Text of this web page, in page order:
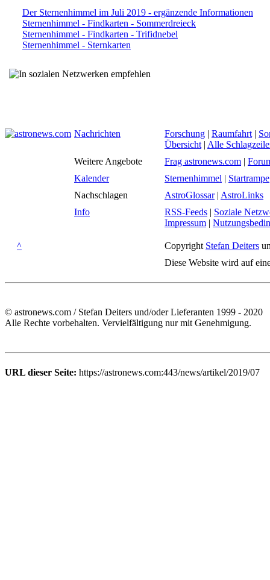
Der Sternenhimmel im Juli 2019 - ergänzende Informationen
Sternenhimmel - Findkarten - Sommerdreieck
Sternenhimmel - Findkarten - Trifidnebel
Sternenhimmel - Sternkarten
Nachrichten Forschung | Raumfahrt |
Übersicht | Alle
Weitere Angebote
Frag astronews.com |
Kalender
Sternenhimmel | Startrampe
Nachschlagen
AstroGlossar| AstroLinks
Info
RSS-Feeds | Soziale
Impressum |
^ Copyright Stefan Deiters
Diese Website wird auf
© astronews.com / Stefan Deiters und/oder Lieferanten 1999 - 2020
Alle Rechte vorbehalten. Vervielfältigung nur mit Genehmigung.
URL dieser Seite: https://astronews.com:443/news/artikel/2019/07